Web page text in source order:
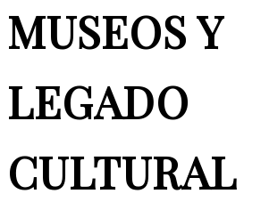
MUSEOS Y
LEGADO
CULTURAL